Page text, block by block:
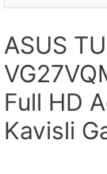
ASUS
Full HD
Kavisli